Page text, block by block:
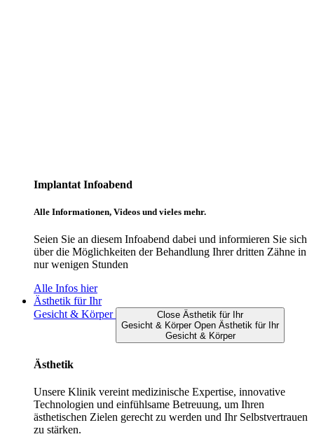
Implantat Infoabend
Alle Informationen, Videos und vieles mehr.
Seien Sie an diesem Infoabend dabei und informieren Sie sich
über die Möglichkeiten der Behandlung Ihrer dritten Zähne in
nur wenigen Stunden
Alle Infos hier
Ästhetik für Ihr
Gesicht & Körper
Close Ästhetik für Ihr
Gesicht & Körper Open Ästhetik für Ihr
Gesicht & Körper
Ästhetik
Unsere Klinik vereint medizinische Expertise, innovative
Technologien und einfühlsame Betreuung, um Ihren
ästhetischen Zielen gerecht zu werden und Ihr Selbstvertrauen
zu stärken.